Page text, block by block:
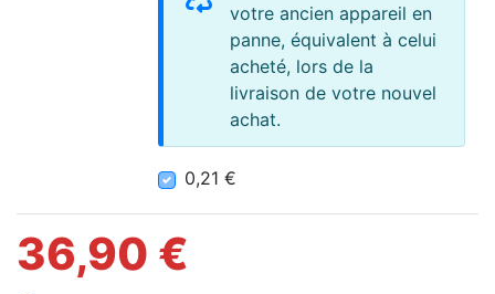
votre ancien appareil en
panne, équivalent à celui
acheté, lors de la
livraison de votre nouvel
achat.
0,21 €
0,21 €
36,90 €